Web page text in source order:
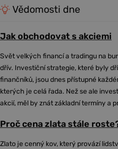
Vědomosti dne
Jak obchodovat s akciemi
Svět velkých financí a tradingu na
dřív. Investiční strategie, které byly
finančníků, jsou dnes přístupné
kterých je celá řada. Než se ale
akcií, měl by znát základní termíny a
Proč cena zlata stále
Zlato je cenný kov, který provází